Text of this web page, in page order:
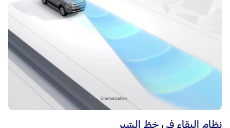
نظام البقاء في خطّ السّير